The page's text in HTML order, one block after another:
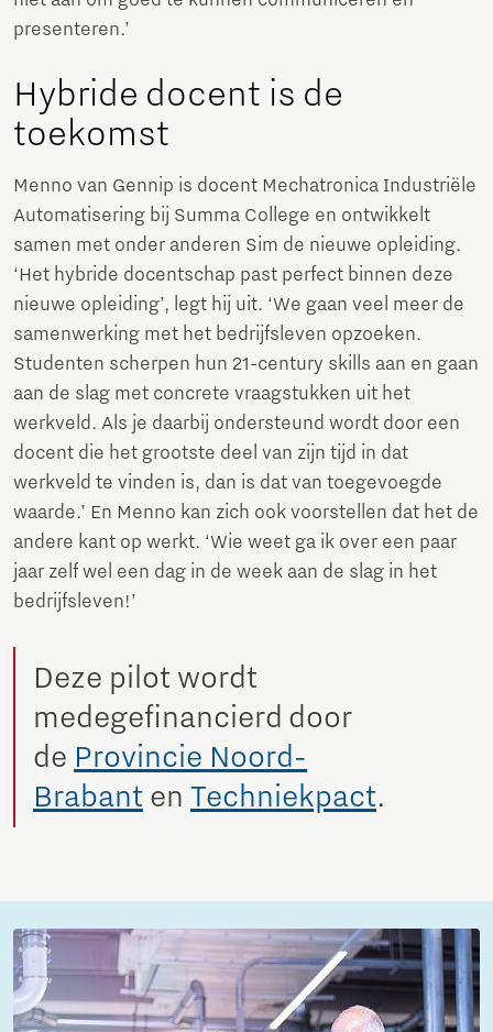
presenteren.’
Hybride docent is de
toekomst
Menno van Gennip is docent Mechatronica Industriële
Automatisering bij Summa College en ontwikkelt
samen met onder anderen Sim de nieuwe opleiding.
‘Het hybride docentschap past perfect binnen deze
nieuwe opleiding’, legt hij uit. ‘We gaan veel meer de
samenwerking met het bedrijfsleven opzoeken.
Studenten scherpen hun 21-century skills aan en gaan
aan de slag met concrete vraagstukken uit het
werkveld. Als je daarbij ondersteund wordt door een
docent die het grootste deel van zijn tijd in dat
werkveld te vinden is, dan is dat van toegevoegde
waarde.’ En Menno kan zich ook voorstellen dat het de
andere kant op werkt. ‘Wie weet ga ik over een paar
jaar zelf wel een dag in de week aan de slag in het
bedrijfsleven!’
Deze pilot wordt
medegefinancierd door
de Provincie Noord-
Brabant en Techniekpact.